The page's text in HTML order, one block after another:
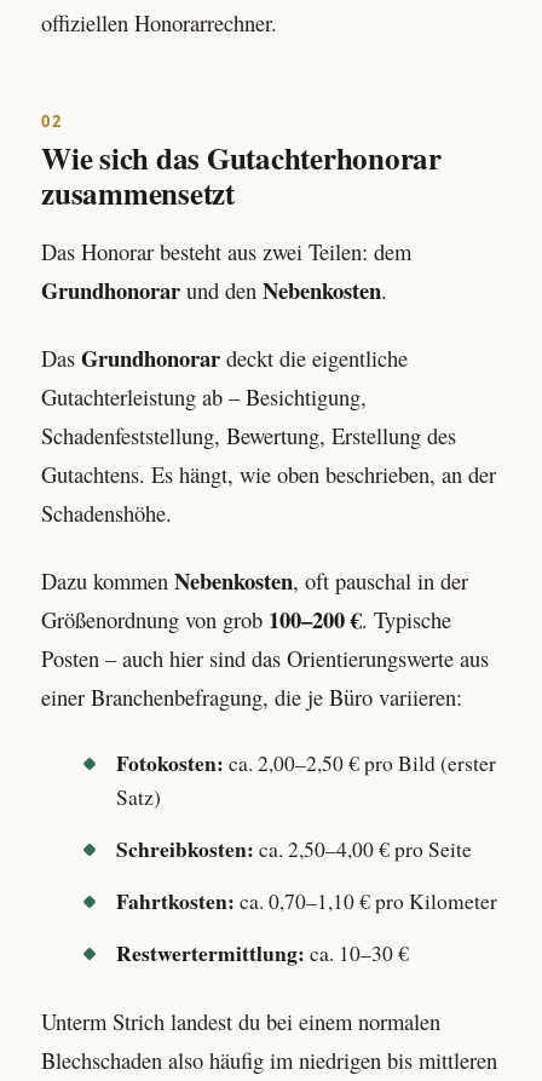
offiziellen Honorarrechner.
02
Wie sich das Gutachterhonorar
zusammensetzt
Das Honorar besteht aus zwei Teilen: dem
Grundhonorar und den Nebenkosten.
Das Grundhonorar deckt die eigentliche
Gutachterleistung ab – Besichtigung,
Schadenfeststellung, Bewertung, Erstellung des
Gutachtens. Es hängt, wie oben beschrieben, an der
Schadenshöhe.
Dazu kommen Nebenkosten, oft pauschal in der
Größenordnung von grob 100–200 €. Typische
Posten – auch hier sind das Orientierungswerte aus
einer Branchenbefragung, die je Büro variieren:
Fotokosten: ca. 2,00–2,50 € pro Bild (erster
Satz)
Schreibkosten: ca. 2,50–4,00 € pro Seite
Fahrtkosten: ca. 0,70–1,10 € pro Kilometer
Restwertermittlung: ca. 10–30 €
Unterm Strich landest du bei einem normalen
Blechschaden also häufig im niedrigen bis mittleren